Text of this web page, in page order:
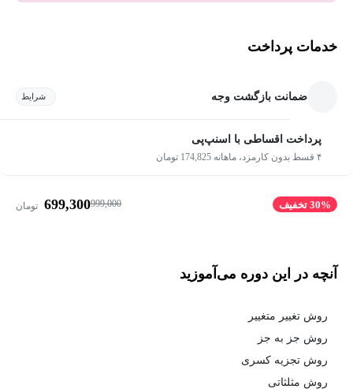
خدمات پرداخت
ضمانت بازگشت وجه شرایط
پرداخت اقساطی با اسنپ‌پی
۴ قسط بدون کارمزد، ماهانه 174,825 تومان
30% تخفیف 999,000
699,300 تومان
آنچه در این دوره می‌آموزید
روش تغییر متغییر
روش جز به جز
روش تجزیه کسری
روش مثلثاتی